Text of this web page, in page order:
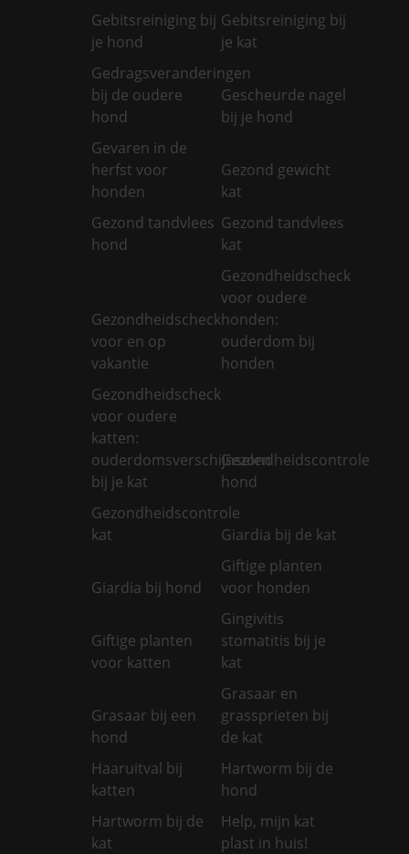
Gebitsreiniging bij
je hond
Gebitsreiniging bij
je kat
Gedragsveranderingen
bij de oudere
hond
Gescheurde nagel
bij je hond
Gevaren in de
herfst voor
honden
Gezond gewicht
kat
Gezond tandvlees
hond
Gezond tandvlees
kat
Gezondheidscheck
voor en op
vakantie
Gezondheidscheck
voor oudere
honden:
ouderdom bij
honden
Gezondheidscheck
voor oudere
katten:
ouderdomsverschijnselen
bij je kat
Gezondheidscontrole
hond
Gezondheidscontrole
kat
Giardia bij de kat
Giardia bij hond
Giftige planten
voor honden
Giftige planten
voor katten
Gingivitis
stomatitis bij je
kat
Grasaar bij een
hond
Grasaar en
grassprieten bij
de kat
Haaruitval bij
katten
Hartworm bij de
hond
Hartworm bij de
kat
Help, mijn kat
plast in huis!